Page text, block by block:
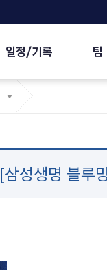
일정/기록 팀
[삼성생명 블루